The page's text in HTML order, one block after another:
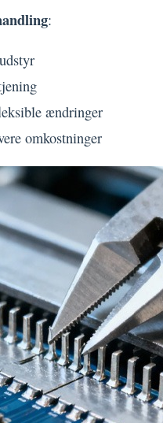
:
ændringer
omkostninger